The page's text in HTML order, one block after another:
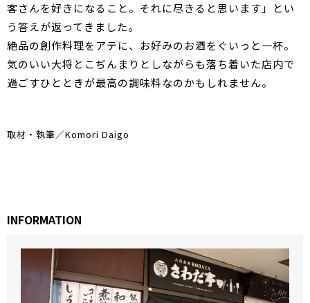
客さんを好きになること。それに尽きると思います」とい
う答えが返ってきました。
絶品の創作料理をアテに、お好みのお酒をぐいっと一杯。
気のいい大将とこぢんまりとしながらも落ち着いた店内で
過ごすひとときが最高の調味料なのかもしれません。
取材・執筆／Komori Daigo
INFORMATION